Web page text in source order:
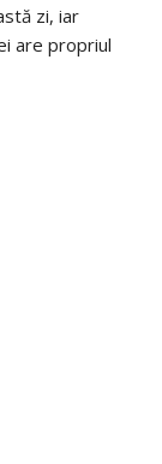
zi, iar
are propriul